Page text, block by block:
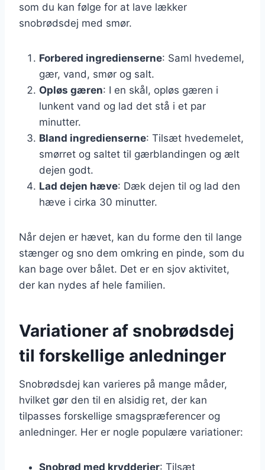
som du kan følge for at lave lækker
snobrødsdej med smør.
Forbered ingredienserne: Saml hvedemel,
gær, vand, smør og salt.
Opløs gæren: I en skål, opløs gæren i
lunkent vand og lad det stå i et par
minutter.
Bland ingredienserne: Tilsæt hvedemelet,
smørret og saltet til gærblandingen og ælt
dejen godt.
Lad dejen hæve: Dæk dejen til og lad den
hæve i cirka 30 minutter.
Når dejen er hævet, kan du forme den til lange
stænger og sno dem omkring en pinde, som du
kan bage over bålet. Det er en sjov aktivitet,
der kan nydes af hele familien.
Variationer af snobrødsdej
til forskellige anledninger
Snobrødsdej kan varieres på mange måder,
hvilket gør den til en alsidig ret, der kan
tilpasses forskellige smagspræferencer og
anledninger. Her er nogle populære variationer:
Snobrød med krydderier: Tilsæt